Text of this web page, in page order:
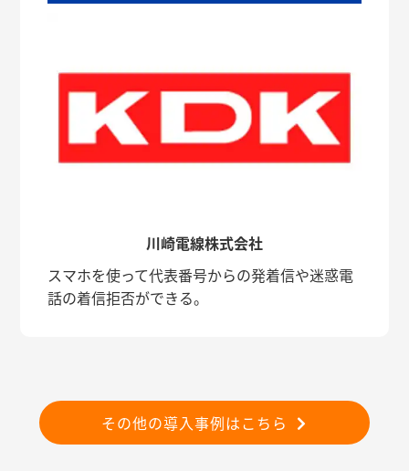
川崎電線株式会社
スマホを使って代表番号からの発着信や迷惑電
話の着信拒否ができる。
その他の導入事例はこちら